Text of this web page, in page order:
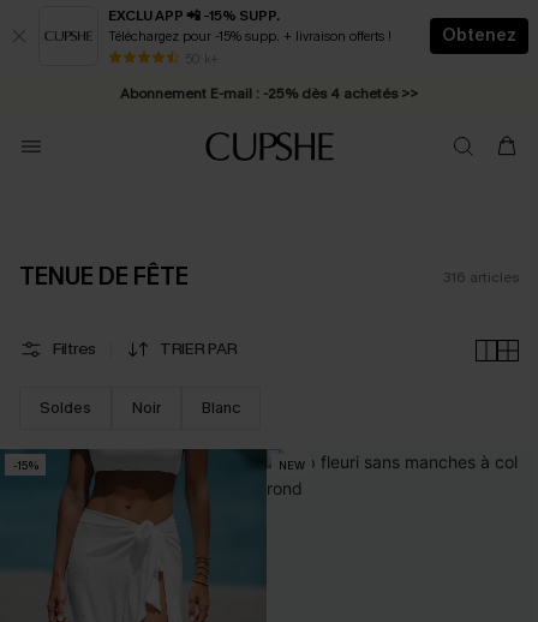
EXCLU APP 📲 -15% SUPP.
Téléchargez pour -15% supp. + livraison offerts !
50 k+
Obtenez
* Livraison éclair 2-3 jours ouvrés >>
Abonnement E-mail : -25% dès 4 achetés >>
TENUE DE FÊTE 316 articles
Filtres TRIER PAR
Soldes Noir Blanc
-15% NEW